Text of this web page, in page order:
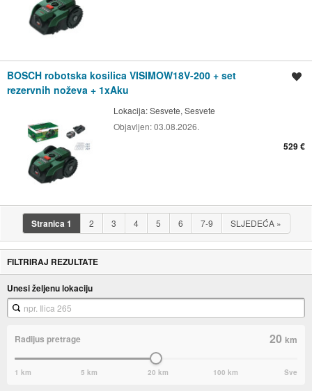
BOSCH robotska kosilica VISIMOW18V-200 + set
rezervnih noževa + 1xAku
Lokacija:Sesvete, Sesvete
Objavljen:03.08.2026.
529 €
Stranica1 2 3 4 5 6 7-9 SLJEDEĆA »
FILTRIRAJ REZULTATE
Unesi željenu lokaciju
Radijus pretrage 20km
1 km 5 km 20 km 100 km Sve